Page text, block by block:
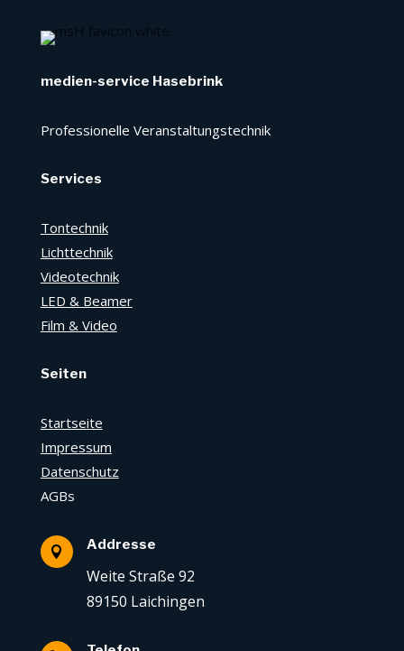
medien-service Hasebrink
Professionelle Veranstaltungstechnik
Services
Tontechnik
Lichttechnik
Videotechnik
LED & Beamer
Film & Video
Seiten
Startseite
Impressum
Datenschutz
AGBs
 Addresse
Weite Straße 92
89150 Laichingen